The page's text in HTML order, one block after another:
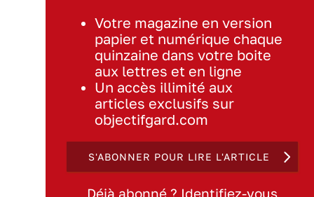
Votre magazine en version
papier et numérique chaque
quinzaine dans votre boite
aux lettres et en ligne
Un accès illimité aux
articles exclusifs sur
objectifgard.com
S'ABONNER POUR LIRE L'ARTICLE
Déjà abonné ? Identifiez-vous